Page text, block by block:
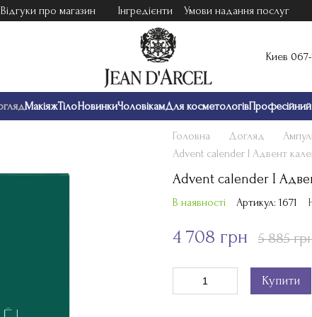
Відгуки про магазин Інгредієнти Умови надання послуг
Киев
МакіяжТілоНовинкиЧоловікамДля косметологів
Головна Догляд
Аdvent calender I Адвент
Аdvent calender I
В наявності Артикул: 1671
4 708 грн 5 885
Купити